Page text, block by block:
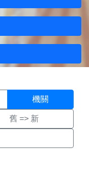
機關
舊 => 新